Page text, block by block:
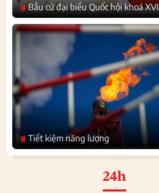
#Bầu cử đại biểu Quốc hội khoá XVI
#Tiết kiệm năng lượng
24h